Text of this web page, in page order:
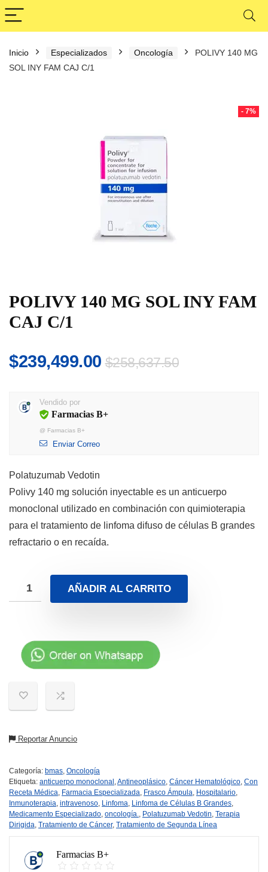
Inicio Especializados Oncología
POLIVY 140 MG
SOL INY FAM CAJ C/1
- 7%
POLIVY 140 MG SOL INY FAM
CAJ C/1
$258,637.50El
$239,499.00
El
Vendido por
Farmacias B+
@ Farmacias B+
Enviar Correo
Polatuzumab Vedotin
Polivy 140 mg solución inyectable es un anticuerpo
monoclonal utilizado en combinación con quimioterapia
para el tratamiento de linfoma difuso de células B grandes
refractario o en recaída.
AÑADIR AL CARRITO
Reportar Anuncio
Categoría: bmas, Oncología
Etiqueta: anticuerpo monoclonal ,Antineoplásico, Cáncer Hematológico, Con
Receta Médica, Farmacia Especializada, Frasco Ámpula, Hospitalario,
Inmunoterapia, intravenoso, Linfoma, Linfoma de Células B Grandes,
Medicamento Especializado, oncología., Polatuzumab Vedotin, Terapia
Dirigida, Tratamiento de Cáncer, Tratamiento de Segunda Línea
Farmacias B+